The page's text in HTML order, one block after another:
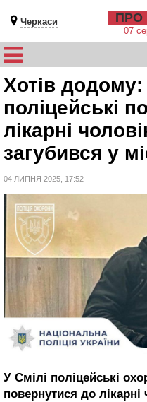
Черкаси ПРО
07
Хотів додому:
поліцейські
лікарні
загубився у
04 ЛИПНЯ 2025, 17:52
У Смілі поліцейські
повернутися до